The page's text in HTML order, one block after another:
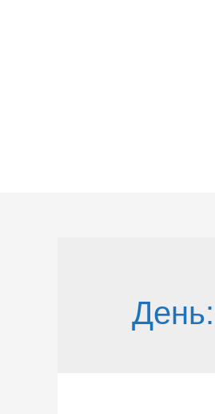
День: